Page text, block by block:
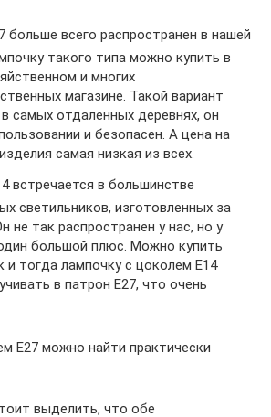
больше всего распространен в нашей
такого типа можно купить в
и многих
магазине. Такой вариант
самых отдаленных деревнях, он
и безопасен. А цена на
самая низкая из всех.
встречается в большинстве
светильников, изготовленных за
не так распространен у нас, но у
большой плюс. Можно купить
и тогда лампочку с цоколем Е14
в патрон Е27, что очень
Е27 можно найти практически
выделить, что обе